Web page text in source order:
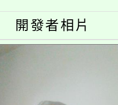
詳情可洽有
研習
活教案入校路
教育專業人
開發者相片